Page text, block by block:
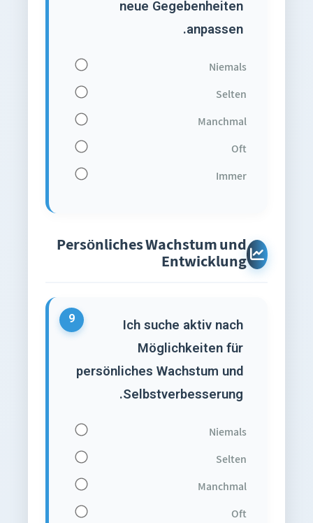
neue Gegebenheiten
anpassen.
Niemals
Selten
Manchmal
Oft
Immer
Persönliches Wachstum und
Entwicklung
9
Ich suche aktiv nach
Möglichkeiten für
persönliches Wachstum und
Selbstverbesserung.
Niemals
Selten
Manchmal
Oft